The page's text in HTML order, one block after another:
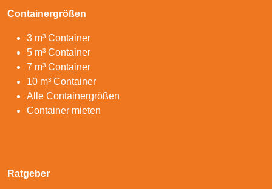
Containergrößen
3 m³ Container
5 m³ Container
7 m³ Container
10 m³ Container
Alle Containergrößen
Container mieten
Ratgeber